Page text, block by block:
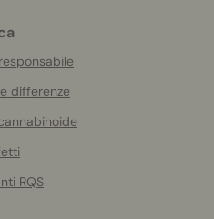
differenze
RQS